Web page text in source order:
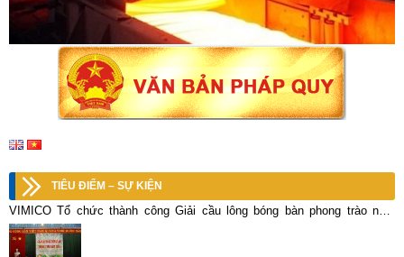
TIÊU ĐIỂM – SỰ KIỆN
VIMICO Tổ chức thành công Giải cầu lông bóng bàn phong trào năm
2018